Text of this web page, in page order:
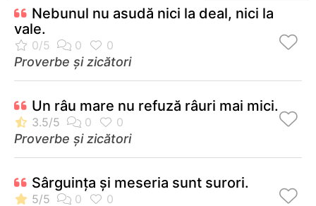
Nebunul nu asudă nici la deal, nici la
vale.
Proverbe și zicători
Un râu mare nu refuză râuri mai mici.
Proverbe și zicători
Sârguinţa şi meseria sunt surori.